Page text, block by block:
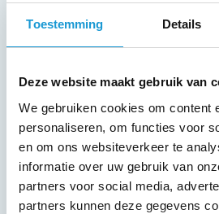
Toestemming Details
Deze website maakt gebruik van
We gebruiken cookies om content
personaliseren, om functies voor
en om ons websiteverkeer te
informatie over uw gebruik van
partners voor social media,
partners kunnen deze gegevens